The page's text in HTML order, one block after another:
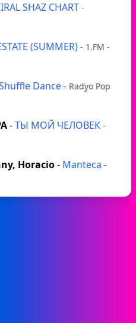
SHAZ CHART -
(SUMMER) - 1.FM -
Dance - Radyo Pop
-ТЫ МОЙ ЧЕЛОВЕК -
Horacio- Manteca -